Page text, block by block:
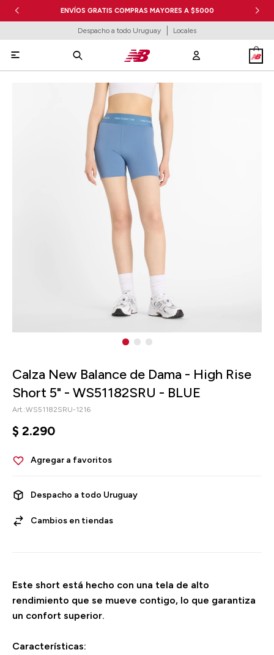
ENVÍOS GRATIS COMPRAS MAYORES A $5000
Despacho a todo Uruguay Locales

Calza New Balance de Dama - High Rise
Short 5" - WS51182SRU - BLUE
WS51182SRU-1216
$ 2.290
Despacho a todo Uruguay
Cambios en tiendas
Este short está hecho con una tela de alto
rendimiento que se mueve contigo, lo que garantiza
un confort superior.
Características: